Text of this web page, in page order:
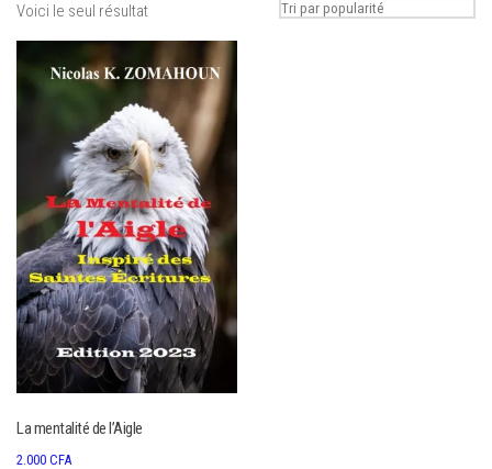
Voici le seul résultat
La mentalité de l’Aigle
2.000 CFA